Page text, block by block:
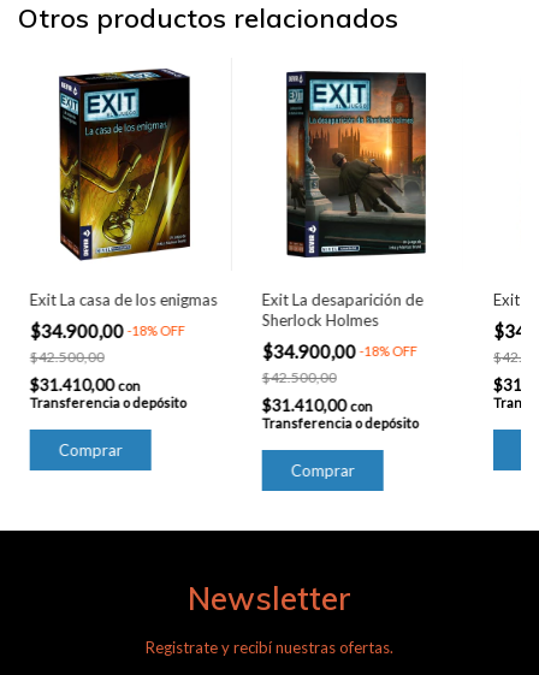
Otros productos relacionados
Exit La casa de los enigmas
$34.900,00-18%OFF
$42.500,00
$31.410,00con
Transferencia o depósito
Exit La desaparición de
Sherlock Holmes
$34.900,00-18%OFF
$42.500,00
$31.410,00con
Transferencia o depósito
Exit
Newsletter
Registrate y recibí nuestras ofertas.